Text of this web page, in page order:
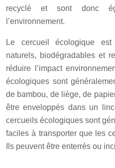
recyclé et sont donc
l’environnement.
Le cercueil écologique
naturels, biodégradables et
réduire l’impact
écologiques sont
de bambou, de liège, de
être enveloppés dans un
cercueils écologiques sont
faciles à transporter que les
Ils peuvent être enterrés ou